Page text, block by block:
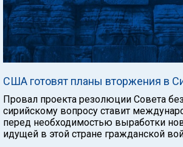
США готовят планы вторжения в
Провал проекта резолюции Совета
сирийскому вопросу ставит
перед необходимостью выработки
идущей в этой стране гражданской